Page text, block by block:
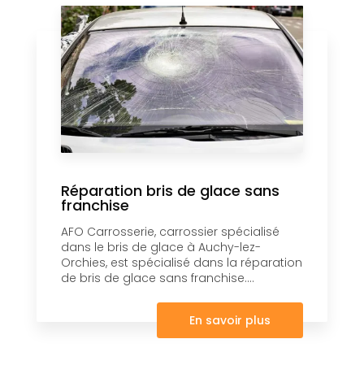
Réparation bris de glace sans
franchise
AFO Carrosserie, carrossier spécialisé
dans le bris de glace à Auchy-lez-
Orchies, est spécialisé dans la réparation
de bris de glace sans franchise....
En savoir plus